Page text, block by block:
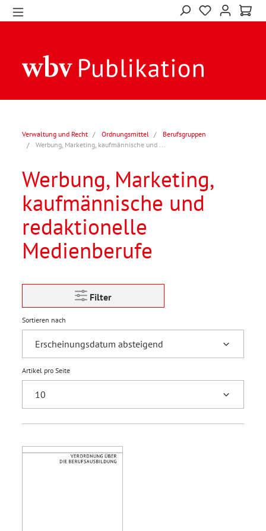
Verwaltung und Recht Ordnungsmittel
Berufsgruppen
Werbung, Marketing, kaufmännische und ...
Werbung, Marketing,
kaufmännische und
redaktionelle
Medienberufe
Filter
Sortieren nach
Artikel pro Seite